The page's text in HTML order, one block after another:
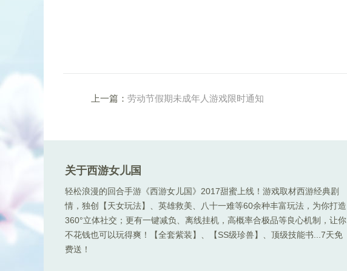
上一篇： 劳动节假期未成年人游戏限时通知
关于西游女儿国
轻松浪漫的回合手游《西游女儿国》2017甜蜜上线！游戏取材西游经典剧
情，独创【天女玩法】、英雄救美、八十一难等60余种丰富玩法，为你打造
360°立体社交；更有一键减负、离线挂机，高概率合极品等良心机制，让你
不花钱也可以玩得爽！【全套紫装】、【SS级珍兽】、顶级技能书...7天免
费送！